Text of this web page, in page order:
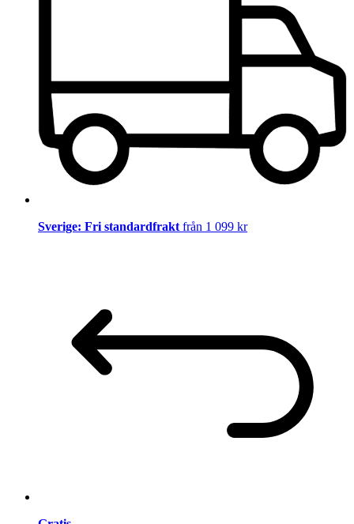
Sverige: Fri standardfrakt från 1 099 kr